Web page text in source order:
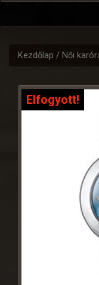
Kezdőlap / Női
Elfogyott!